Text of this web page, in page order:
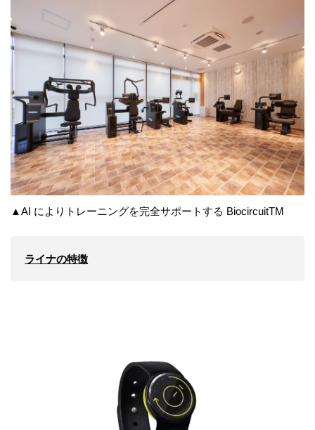
▲AI によりトレーニングを完全サポートする BiocircuitTM
ライナの特徴